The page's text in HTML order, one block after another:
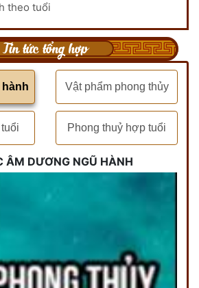
theo tuổi
Tin tức tổng hợp
Vật phẩm phong thủy
Phong thuỷ hợp tuổi
ÂM DƯƠNG NGŨ HÀNH